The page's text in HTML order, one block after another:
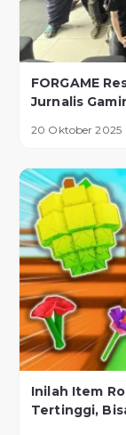
FORGAME
Jurnalis
20 Oktober 2025
Inilah Item
Tertinggi,